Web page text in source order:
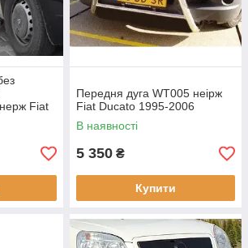
Fiat
Передня дуга WT005 неірж
Fiat Ducato 1995-2006
В наявності
5 350 ₴
Купити